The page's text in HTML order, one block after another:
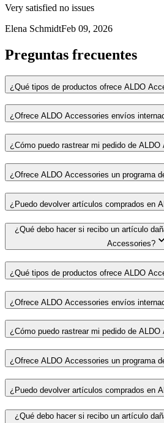
Very satisfied no issues
Elena SchmidtFeb 09, 2026
Preguntas frecuentes
¿Qué tipos de productos ofrece ALDO
¿Ofrece ALDO Accessories envíos
¿Cómo puedo rastrear mi pedido de ALDO
¿Ofrece ALDO Accessories un programa
¿Puedo devolver artículos comprados en
¿Qué debo hacer si recibo un artículo
Accessories?
¿Qué tipos de productos ofrece ALDO
¿Ofrece ALDO Accessories envíos
¿Cómo puedo rastrear mi pedido de ALDO
¿Ofrece ALDO Accessories un programa
¿Puedo devolver artículos comprados en
¿Qué debo hacer si recibo un artículo